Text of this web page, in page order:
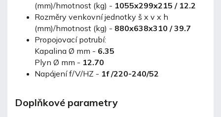
(mm)/hmotnost (kg) - 1055x299x215 / 12.2
Rozměry venkovní jednotky š x v x h
(mm)/hmotnost (kg) - 880x638x310 / 39.7
Propojovací potrubí:
Kapalina Ø mm - 6.35
Plyn Ø mm - 12.70
Napájení f/V/HZ - 1f /220-240/52
Doplňkové parametry